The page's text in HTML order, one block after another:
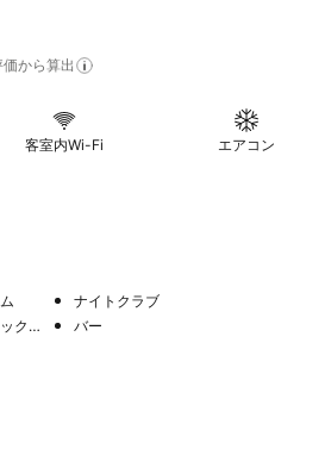
から算出
客室内Wi-Fi エアコン
ナイトクラブ
スピードチェックイン / チェックアウト
バー